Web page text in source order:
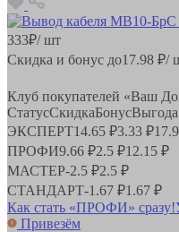
333₽/ шт
Скидка и бонус до17.98 ₽/
Клуб покупателей «Ваш
СтатусСкидкаБонусВыгода
ЭКСПЕРТ14.65 ₽3.33 ₽
ПРОФИ9.66 ₽2.5 ₽12.15 ₽
МАСТЕР-2.5 ₽2.5 ₽
СТАНДАРТ-1.67 ₽1.67 ₽
Как стать «ПРОФИ» сразу!
Привезём